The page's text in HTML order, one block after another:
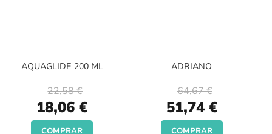
AQUAGLIDE 200 ML
Special
Price
18,06 €
22,58 €
COMPRAR
ADRIANO
Special
Price
51,74 €
64,67 €
COMPRAR